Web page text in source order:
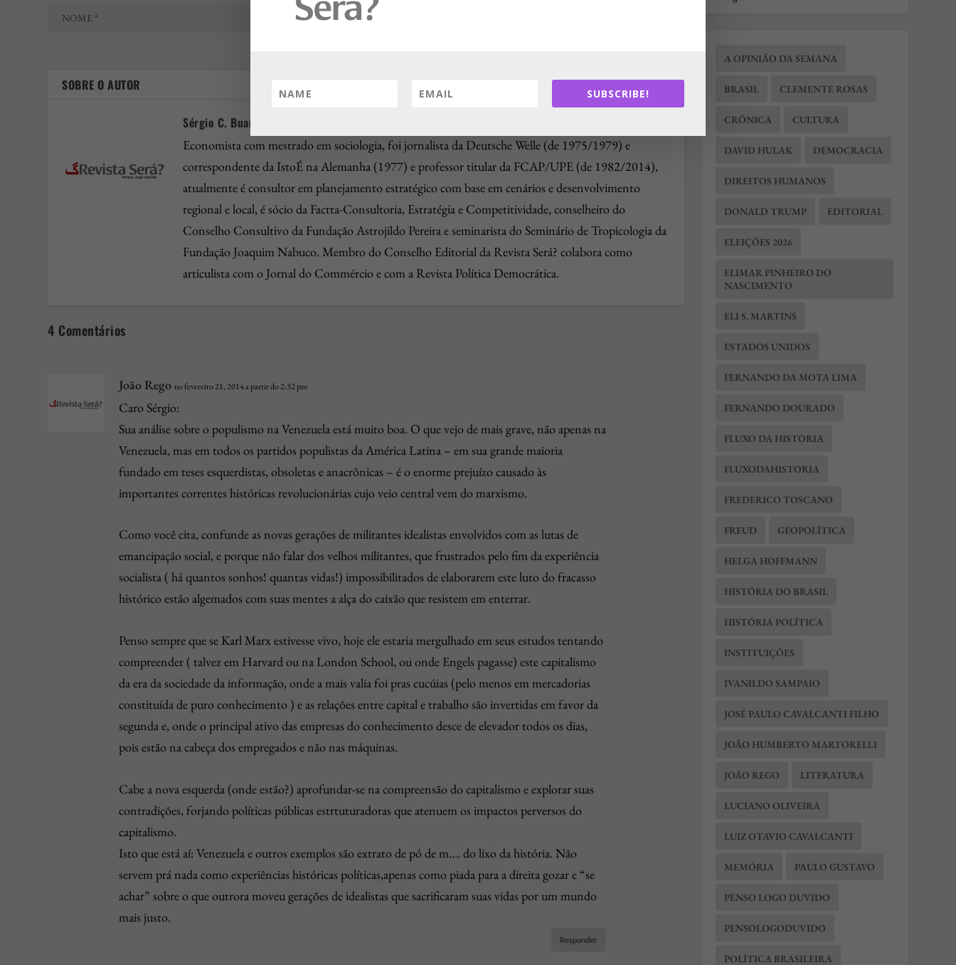
SOBRE O AUTOR
Sérgio C. Buarque
Economista com mestrado em sociologia, foi jornalista da Deutsche Welle (de 1975/1979) e
correspondente da IstoÉ na Alemanha (1977) e professor titular da FCAP/UPE (de 1982/2014),
atualmente é consultor em planejamento estratégico com base em cenários e desenvolvimento
regional e local, é sócio da Factta-Consultoria, Estratégia e Competitividade, conselheiro do
Conselho Consultivo da Fundação Astrojildo Pereira e seminarista do Seminário de Tropicologia da
Fundação Joaquim Nabuco. Membro do Conselho Editorial da Revista Será? colabora como
articulista com o Jornal do Commércio e com a Revista Política Democrática.
4 Comentários
João Rego no fevereiro 21, 2014 a partir do 2:32 pm
Caro Sérgio:
Sua análise sobre o populismo na Venezuela está muito boa. O que vejo de mais grave, não apenas na
Venezuela, mas em todos os partidos populistas da América Latina – em sua grande maioria
fundado em teses esquerdistas, obsoletas e anacrônicas – é o enorme prejuízo causado às
importantes correntes históricas revolucionárias cujo veio central vem do marxismo.
Como você cita, confunde as novas gerações de militantes idealistas envolvidos com as lutas de
emancipação social, e porque não falar dos velhos militantes, que frustrados pelo fim da experiência
socialista ( há quantos sonhos! quantas vidas!) impossibilitados de elaborarem este luto do fracasso
histórico estão algemados com suas mentes a alça do caixão que resistem em enterrar.
Penso sempre que se Karl Marx estivesse vivo, hoje ele estaria mergulhado em seus estudos tentando
compreender ( talvez em Harvard ou na London School, ou onde Engels pagasse) este capitalismo
da era da sociedade da informação, onde a mais valia foi pras cucúias (pelo menos em mercadorias
constituída de puro conhecimento ) e as relações entre capital e trabalho são invertidas em favor da
segunda e, onde o principal ativo das empresas do conhecimento desce de elevador todos os dias,
pois estão na cabeça dos empregados e não nas máquinas.
Cabe a nova esquerda (onde estão?) aprofundar-se na compreensão do capitalismo e explorar suas
contradições, forjando políticas públicas estrtuturadoras que atenuem os impactos perversos do
capitalismo.
Isto que está aí: Venezuela e outros exemplos são extrato de pó de m…. do lixo da história. Não
servem prá nada como experiências históricas políticas,apenas como piada para a direita gozar e “se
achar” sobre o que outrora moveu gerações de idealistas que sacrificaram suas vidas por um mundo
mais justo.
Responder
A OPINIÃO DA SEMANA
BRASIL CLEMENTE ROSAS
CRÔNICA CULTURA
DAVID HULAK DEMOCRACIA
DIREITOS HUMANOS
DONALD TRUMP EDITORIAL
ELEIÇÕES 2026
ELIMAR PINHEIRO DO
NASCIMENTO
ELI S. MARTINS
ESTADOS UNIDOS
FERNANDO DA MOTA LIMA
FERNANDO DOURADO
FLUXO DA HISTORIA
FLUXODAHISTORIA
FREDERICO TOSCANO
FREUD GEOPOLÍTICA
HELGA HOFFMANN
HISTÓRIA DO BRASIL
HISTÓRIA POLÍTICA
INSTITUIÇÕES
IVANILDO SAMPAIO
JOSÉ PAULO CAVALCANTI FILHO
JOÃO HUMBERTO MARTORELLI
JOÃO REGO LITERATURA
LUCIANO OLIVEIRA
LUIZ OTAVIO CAVALCANTI
MEMÓRIA PAULO GUSTAVO
PENSO LOGO DUVIDO
PENSOLOGODUVIDO
POLÍTICA BRASILEIRA
SUBSCRIBE!